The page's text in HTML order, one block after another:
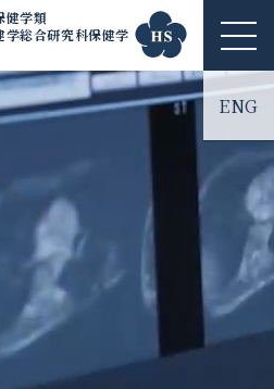
健学類
総合研究科保健学
ME
NU
ENG